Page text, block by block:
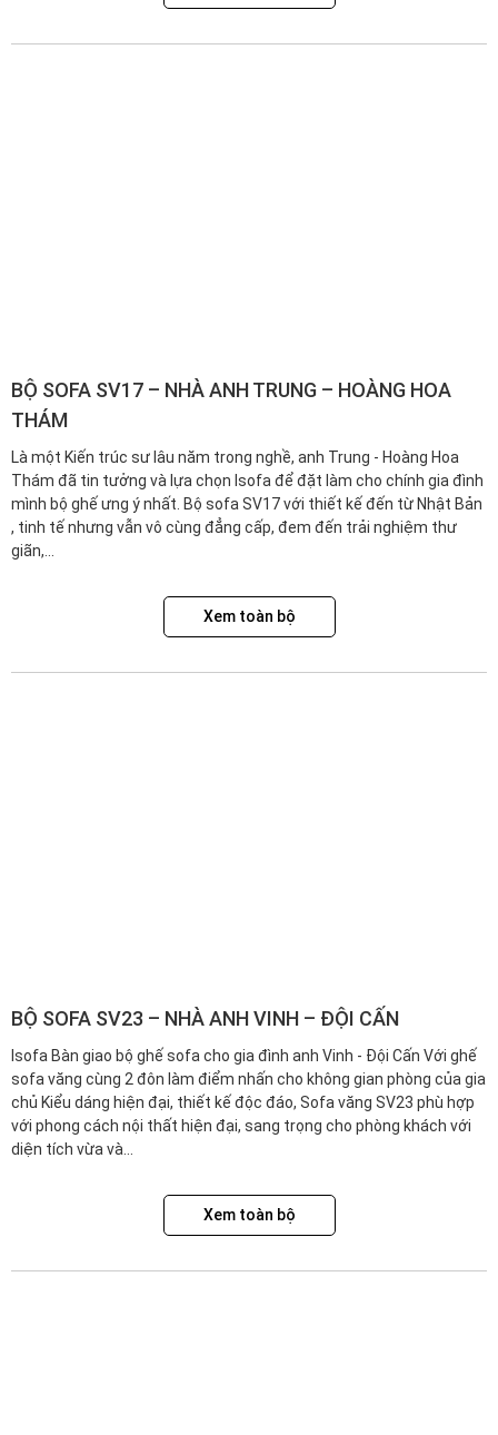
BỘ SOFA SV17 – NHÀ ANH TRUNG – HOÀNG HOA
THÁM
Là một Kiến trúc sư lâu năm trong nghề, anh Trung - Hoàng Hoa
Thám đã tin tưởng và lựa chọn Isofa để đặt làm cho chính gia đình
mình bộ ghế ưng ý nhất. Bộ sofa SV17 với thiết kế đến từ Nhật Bản
, tinh tế nhưng vẫn vô cùng đẳng cấp, đem đến trải nghiệm thư
giãn,...
Xem toàn bộ
BỘ SOFA SV23 – NHÀ ANH VINH – ĐỘI CẤN
Isofa Bàn giao bộ ghế sofa cho gia đình anh Vinh - Đội Cấn Với ghế
sofa văng cùng 2 đôn làm điểm nhấn cho không gian phòng của gia
chủ Kiểu dáng hiện đại, thiết kế độc đáo, Sofa văng SV23 phù hợp
với phong cách nội thất hiện đại, sang trọng cho phòng khách với
diện tích vừa và...
Xem toàn bộ